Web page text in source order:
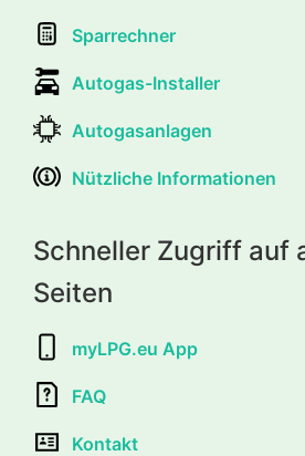
Sparrechner
Autogas-Installer
Autogasanlagen
Nützliche Informationen
Schneller Zugriff auf
Seiten
myLPG.eu App
FAQ
Kontakt